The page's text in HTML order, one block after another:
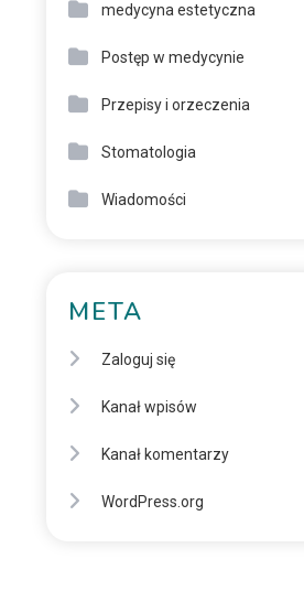
medycyna estetyczna
Postęp w medycynie
Przepisy i orzeczenia
Stomatologia
Wiadomości
META
Zaloguj się
Kanał wpisów
Kanał komentarzy
WordPress.org